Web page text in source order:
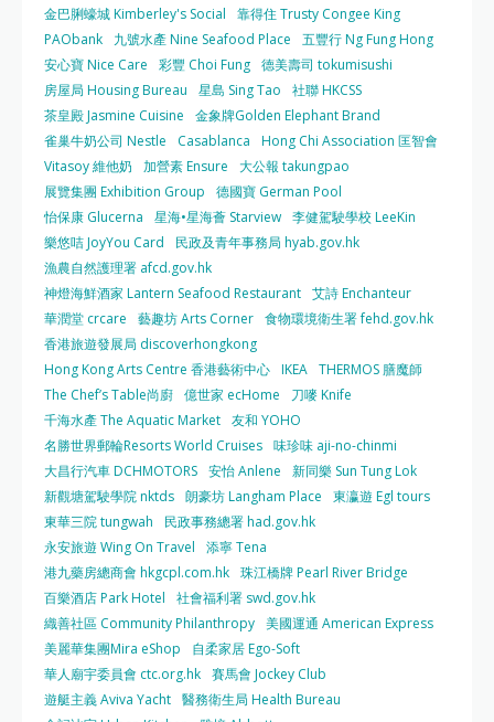
金巴脷蠔城 Kimberley's Social
靠得住 Trusty Congee King
PAObank
九號水產 Nine Seafood Place
五豐行 Ng Fung Hong
安心寶 Nice Care
彩豐 Choi Fung 德美壽司 tokumisushi
房屋局 Housing Bureau
星島 Sing Tao
社聯 HKCSS
茶皇殿 Jasmine Cuisine
金象牌Golden Elephant Brand
雀巢牛奶公司 Nestle
Casablanca
Hong Chi Association 匡智會
Vitasoy 維他奶
加營素 Ensure
大公報 takungpao
展覽集團 Exhibition Group
德國寶 German Pool
怡保康 Glucerna
星海•星海薈 Starview 李健駕駛學校 LeeKin
樂悠咭 JoyYou Card
民政及青年事務局 hyab.gov.hk
漁農自然護理署 afcd.gov.hk
神燈海鮮酒家 Lantern Seafood Restaurant 艾詩 Enchanteur
華潤堂 crcare
藝趣坊 Arts Corner 食物環境衛生署 fehd.gov.hk
香港旅遊發展局 discoverhongkong
Hong Kong Arts Centre 香港藝術中心 IKEA THERMOS 膳魔師
The Chef’s Table尚廚 億世家 ecHome
刀嘜 Knife
千海水產 The Aquatic Market 友和 YOHO
名勝世界郵輪Resorts World Cruises 味珍味 aji-no-chinmi
大昌行汽車 DCHMOTORS 安怡 Anlene
新同樂 Sun Tung Lok
新觀塘駕駛學院 nktds 朗豪坊 Langham Place
東瀛遊 Egl tours
東華三院 tungwah
民政事務總署 had.gov.hk
永安旅遊 Wing On Travel
添寧 Tena
港九藥房總商會 hkgcpl.com.hk 珠江橋牌 Pearl River Bridge
百樂酒店 Park Hotel
社會福利署 swd.gov.hk
織善社區 Community Philanthropy 美國運通 American Express
美麗華集團Mira eShop
自柔家居 Ego-Soft
華人廟宇委員會 ctc.org.hk 賽馬會 Jockey Club
遊艇主義 Aviva Yacht 醫務衛生局 Health Bureau